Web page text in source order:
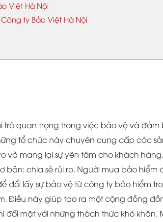
Việt Hà Nội
ty Bảo Việt Hà Nội
trò quan trọng trong việc bảo vệ và
tổ chức này chuyên cung cấp các
và mang lại sự yên tâm cho khách
bản: chia sẻ rủi ro. Người mua bảo hiểm
đổi lấy sự bảo vệ từ công ty bảo hiểm
Điều này giúp tạo ra một cộng đồng
đối mặt với những thách thức khó